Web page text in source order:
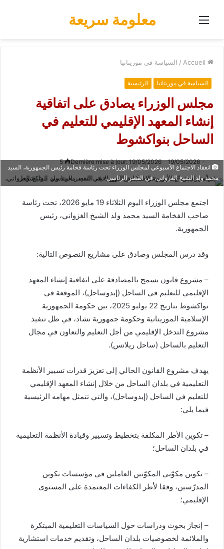
Menu معلومة سريعة
/ السياسة في موريتانيا
السياسة في موريتانيا الرئيسية
مجلس الوزراء يصادق على اتفاقية
إنشاء المعهد الإقليمي للتعليم في
الساحل بنواكشوط
19/05/2026
Dernière mise à jour: 19/05/2026
5
انعقاد الاجتماع الأسبوعي لمجلس الوزراء تحت رئاسة فخامة رئيس الجمهورية، السيد
محمد ولد الشيخ الغزواني، في القصر الرئاسي.
اجتمع مجلس الوزراء اليوم الثلاثاء 19 مايو 2026، تحت رئاسة
صاحب الفخامة السيد محمد ولد الشيخ الغزواني، رئيس
الجمهورية.
وقد درس المجلس وصادق على مشاريع النصوص التالية:
– مشروع قانون يسمح بالمصادقة على اتفاقية إنشاء المعهد
الإقليمي للتعليم في الساحل (إيدوساحل)، الموقعة في
نواكشوط بتاريخ 22 يوليو 2025، بين حكومة الجمهورية
الإسلامية الموريتانية وحكومة جمهورية تشاد، في ظل تنفيذ
مشروع التدخل الإقليمي من أجل التعليم والتعاون في مجال
التعليم بالساحل (ساحل ريلانس).
يهدف مشروع القانون الحالي إلى تعزيز قدرات تسيير الأنظمة
التعليمية في بلدان الساحل من خلال إنشاء المعهد الإقليمي
للتعليم في الساحل (إيدوساحل)، والتي تتمثل مهامه الرئيسية
فيما يلي:
– تكوين الأطر المكلفة بتخطيط وتسيير وقيادة الأنظمة التعليمية
في بلدان الساحل؛
– تكوين مكوّني المكوّنين العاملين في مؤسسات تكوين
المدرّسين، وفقا لأطر الكفاءات المعتمدة على المستوى
الإقليمي؛
– إنجاز بحوث ودراسات حول السياسات التعليمية المبتكرة
والملائمة لخصوصيات بلدان الساحل، وتقديم خدمات استشارية